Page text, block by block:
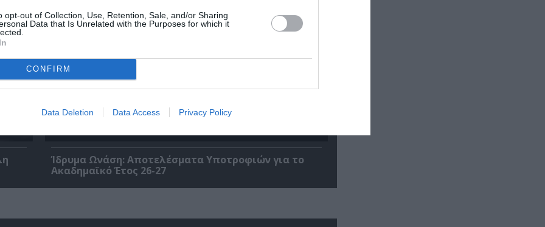
opt-out of Collection, Use, Retention, Sale, and/or Sharing
Data that Is Unrelated with the Purposes for which it
CONFIRM
Data Deletion Data Access Privacy Policy
Ίδρυμα Ωνάση: Αποτελέσματα Υποτροφιών για το
Ακαδημαϊκό Έτος 26-27